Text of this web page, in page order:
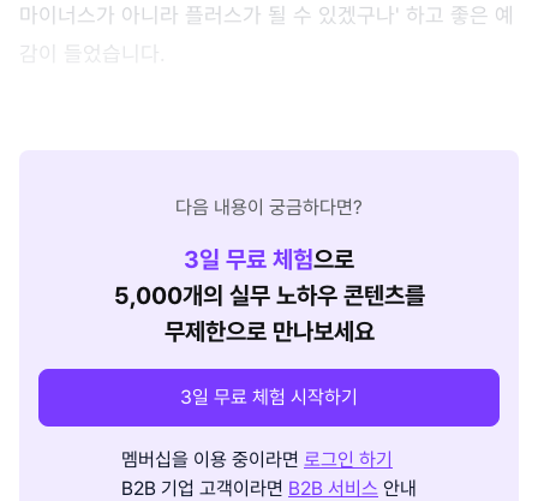
마이너스가 아니라 플러스가 될 수 있겠구나' 하고 좋은 예
감이 들었습니다.
다음 내용이 궁금하다면?
3일 무료 체험으로
5,000개의 실무 노하우 콘텐츠를
무제한으로 만나보세요
3일 무료 체험 시작하기
멤버십을 이용 중이라면 로그인 하기
B2B 기업 고객이라면 B2B 서비스 안내